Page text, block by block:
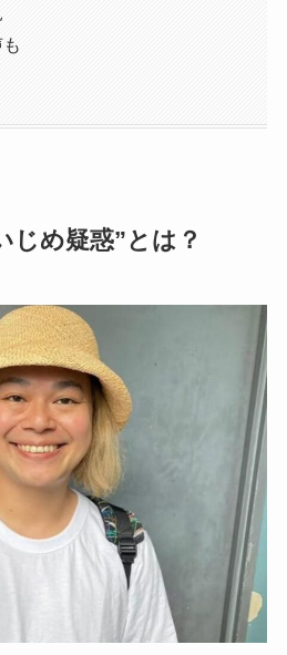
じめ疑惑”とは？